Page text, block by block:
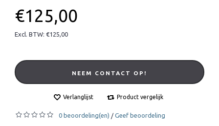
€125,00
Excl. BTW: €125,00
NEEM CONTACT OP!
Verlanglijst Product vergelijk
0 beoordeling(en) / Geef beoordeling